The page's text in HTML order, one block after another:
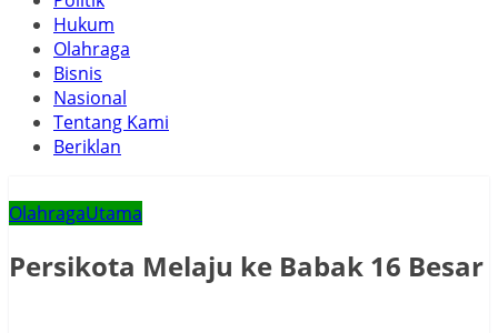
Hukum
Olahraga
Bisnis
Nasional
Tentang Kami
Beriklan
OlahragaUtama
Persikota Melaju ke Babak 16 Besar